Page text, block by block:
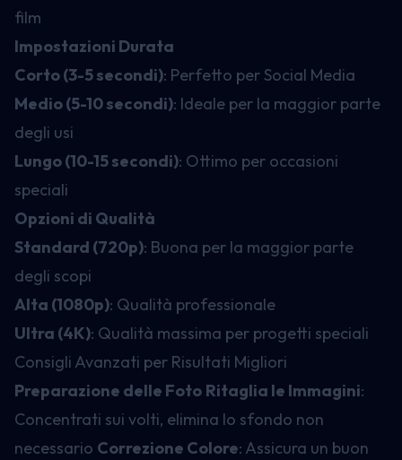
film
Impostazioni Durata
Corto (3-5 secondi): Perfetto per Social Media
Medio (5-10 secondi): Ideale per la maggior parte
degli usi
Lungo (10-15 secondi): Ottimo per occasioni
speciali
Opzioni di Qualità
Standard (720p): Buona per la maggior parte
degli scopi
Alta (1080p): Qualità professionale
Ultra (4K): Qualità massima per progetti speciali
Consigli Avanzati per Risultati Migliori
Preparazione delle Foto Ritaglia le Immagini:
Concentrati sui volti, elimina lo sfondo non
necessario Correzione Colore: Assicura un buon